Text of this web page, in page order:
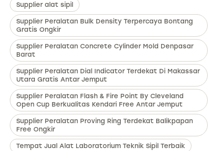
Supplier alat sipil
Supplier Peralatan Bulk Density Terpercaya Bontang
Gratis Ongkir
Supplier Peralatan Concrete Cylinder Mold Denpasar
Barat
Supplier Peralatan Dial Indicator Terdekat Di Makassar
Utara Gratis Antar Jemput
Supplier Peralatan Flash & Fire Point By Cleveland
Open Cup Berkualitas Kendari Free Antar Jemput
Supplier Peralatan Proving Ring Terdekat Balikpapan
Free Ongkir
Tempat Jual Alat Laboratorium Teknik Sipil Terbaik